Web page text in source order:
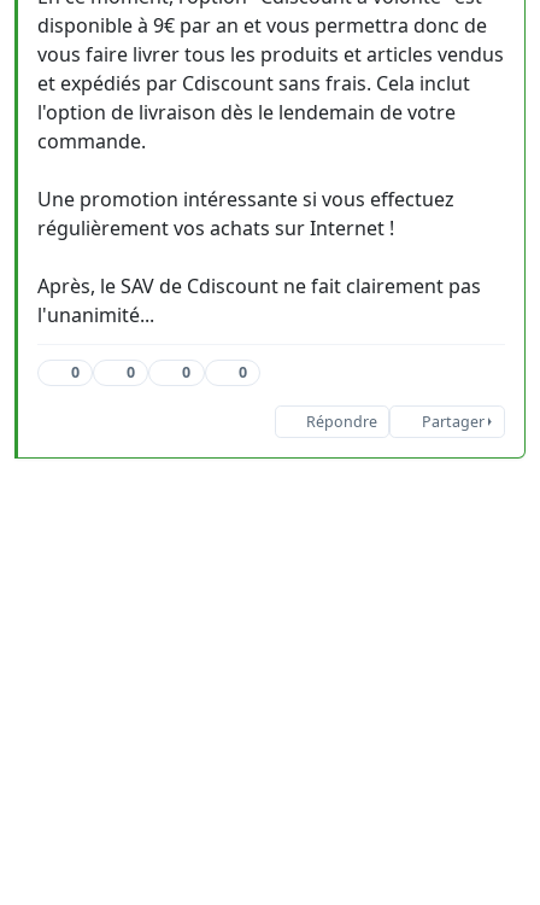
disponible à 9€ par an et vous permettra donc de
vous faire livrer tous les produits et articles vendus
et expédiés par Cdiscount sans frais. Cela inclut
l'option de livraison dès le lendemain de votre
commande.
Une promotion intéressante si vous effectuez
régulièrement vos achats sur Internet !
Après, le SAV de Cdiscount ne fait clairement pas
l'unanimité...
0 0 0 0
Répondre Partager